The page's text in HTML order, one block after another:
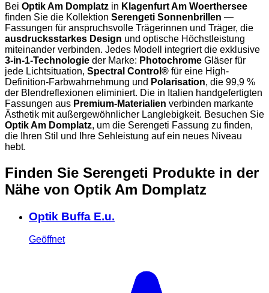
Bei Optik Am Domplatz in Klagenfurt Am Woerthersee
finden Sie die Kollektion Serengeti Sonnenbrillen —
Fassungen für anspruchsvolle Trägerinnen und Träger, die
ausdrucksstarkes Design und optische Höchstleistung
miteinander verbinden. Jedes Modell integriert die exklusive
3-in-1-Technologie der Marke: Photochrome Gläser für
jede Lichtsituation, Spectral Control® für eine High-
Definition-Farbwahrnehmung und Polarisation, die 99,9 %
der Blendreflexionen eliminiert. Die in Italien handgefertigten
Fassungen aus Premium-Materialien verbinden markante
Ästhetik mit außergewöhnlicher Langlebigkeit. Besuchen Sie
Optik Am Domplatz, um die Serengeti Fassung zu finden,
die Ihren Stil und Ihre Sehleistung auf ein neues Niveau
hebt.
Finden Sie Serengeti Produkte in der
Nähe von Optik Am Domplatz
Optik Buffa E.u.
Geöffnet